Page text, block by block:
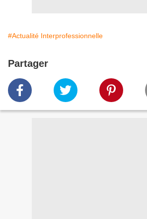
#Actualité Interprofessionnelle
Partager